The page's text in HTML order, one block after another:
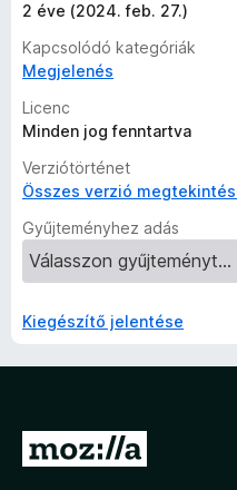
2 éve (2024. feb. 27.)
Kapcsolódó kategóriák
Megjelenés
Licenc
Minden jog fenntartva
Verziótörténet
Összes verzió
Gyűjteményhez adás
Kiegészítő jelentése
U